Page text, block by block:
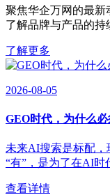
聚焦华企万网的最新
了解品牌与产品的持
了解更多
2026-08-05
GEO时代，为什么
未来AI搜索是标配，
“有”，是为了在AI时
查看详情